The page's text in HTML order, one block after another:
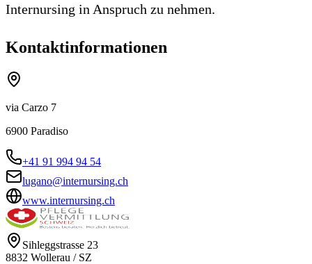
Internursing in Anspruch zu nehmen.
Kontaktinformationen
via Carzo 7
6900 Paradiso
+41 91 994 94 54
lugano@internursing.ch
www.internursing.ch
Sihleggstrasse 23
8832 Wollerau / SZ